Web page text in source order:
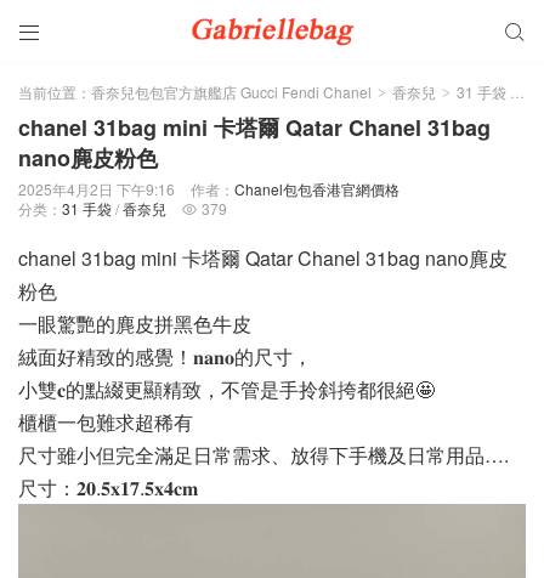
 
当前位置： 香奈兒包包官方旗艦店 Gucci Fendi Chanel > 香奈兒 > 31 手袋 >
chanel 31bag mini 卡塔爾 Qatar Chanel 31bag
nano麂皮粉色
2025年4月2日 下午9:16 作者： Chanel包包香港官網價格
分类： 31 手袋/香奈兒  379
chanel 31bag mini 卡塔爾 Qatar Chanel 31bag nano麂皮
粉色
一眼驚艷的麂皮拼黑色牛皮
絨面好精致的感覺！𝐧𝐚𝐧𝐨的尺寸，
小雙𝐜的點綴更顯精致，不管是手拎斜挎都很絕🤩
櫃櫃一包難求超稀有
尺寸雖小但完全滿足日常需求、放得下手機及日常用品….
尺寸：𝟐𝟎.𝟓𝐱𝟏𝟕.𝟓𝐱𝟒𝐜𝐦